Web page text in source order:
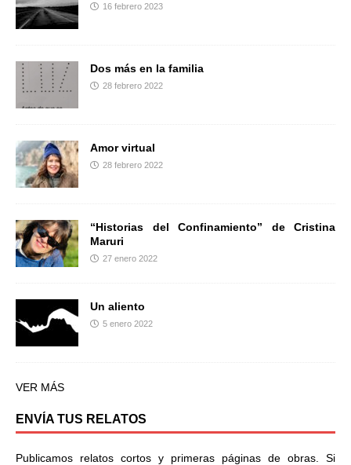
16 febrero 2023
Dos más en la familia
28 febrero 2022
Amor virtual
28 febrero 2022
“Historias del Confinamiento” de Cristina
Maruri
27 enero 2022
Un aliento
5 enero 2022
VER MÁS
ENVÍA TUS RELATOS
Publicamos relatos cortos y primeras páginas de obras. Si